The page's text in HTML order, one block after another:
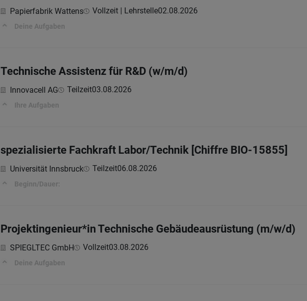
Papierfabrik Wattens Vollzeit | Lehrstelle02.08.2026
Deine Aufgaben
Technische Assistenz für R&D (w/m/d)
Innovacell AG Teilzeit03.08.2026
Ihre Aufgaben
spezialisierte Fachkraft Labor/Technik [Chiffre BIO-15855]
Universität Innsbruck Teilzeit06.08.2026
Beginn/Dauer:
Projektingenieur*in Technische Gebäudeausrüstung (m/w/d)
SPIEGLTEC GmbH Vollzeit03.08.2026
Deine Aufgaben